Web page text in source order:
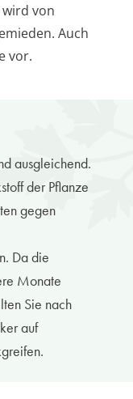
von
Auch
vor.
ausgleichend.
der Pflanze
gegen
Da die
Monate
Sie nach
auf